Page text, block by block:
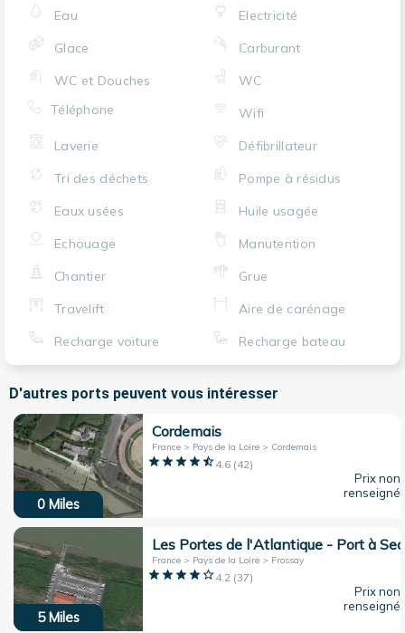
Eau
Electricité
Glace
Carburant
WC et Douches
WC
Téléphone
Wifi
Laverie
Défibrillateur
Tri des déchets
Pompe à résidus
Eaux usées
Huile usagée
Echouage
Manutention
Chantier
Grue
Travelift
Aire de carénage
Recharge voiture
Recharge bateau
D'autres ports peuvent vous intéresser
0 Miles
Cordemais
France > Pays de la Loire > Cordemais
4.6(42)
Prix non
renseigné
5 Miles
Les Portes de l'Atlantique - Port à Sec
France > Pays de la Loire > Frossay
4.2(37)
Prix non
renseigné